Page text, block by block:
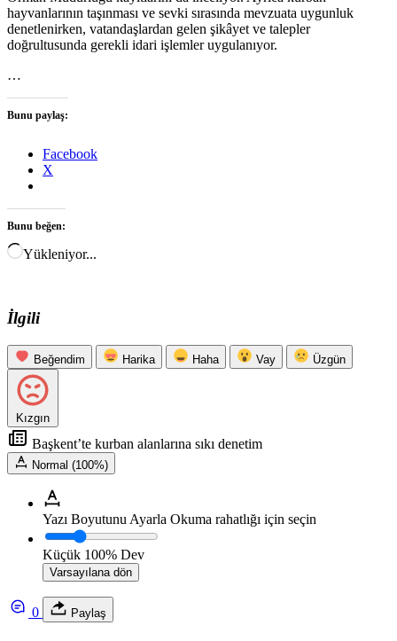
hayvanlarının taşınması ve sevki sırasında mevzuata uygunluk
denetlenirken, vatandaşlardan gelen şikâyet ve talepler
doğrultusunda gerekli idari işlemler uygulanıyor.
…
Bunu paylaş:
Facebook
X
Bunu beğen:
Yükleniyor...
İlgili
Beğendim Harika Haha Vay Üzgün
Kızgın
Başkent’te kurban alanlarına sıkı denetim
Normal (100%)
Yazı Boyutunu Ayarla Okuma rahatlığı için seçin
Küçük 100% Dev
Varsayılana dön
0 Paylaş